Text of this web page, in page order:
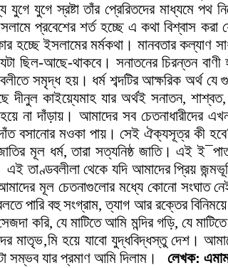
স্রষ্টা তাঁর প্রেরিতদের মাধ্যমে পথ
প্রবেশের শর্ত হচ্ছে এ কথা বিশ্বাস
হচ্ছে ইসলামের মর্মকথা। মানবতার
ছিল-আছে-থাকবে। সনাতনের চিরন্তন
সমৃদ্ধ হয়। ধর্ম শব্দটির আক্ষরিক অর্থ যে
কাইয়্যেমাহ যার অর্থই সনাতন, শাশ্বত,
না দাঁড়ায়। আমাদের সব চেতনাধারীদের
দাঁত বসানোর মওকা পায়। সেই ঐক্যসূত্র কী
মূল ধর্ম, তারা সত্যনিষ্ঠ জাতি। এই
এই তাণ্ডবলীলা থেকে যদি আমাদের প্রিয়
মূল চেতনাগুলোর মধ্যে কোনো সংঘাত
বহু সংগ্রাম, ত্যাগ আর রক্তের বিনিময়ে
করি, যে মাটিতে আমি মন্দির গড়ি, যে
হয়ে যাবো যুদ্ধবিদ্ধস্তু দেশ।
সম্ভব যার প্রমাণ আমি দিলাম। লেখক: